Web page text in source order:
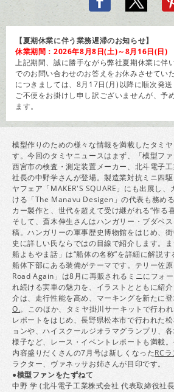
【夏期休業に伴う業務遅滞のお知らせ】
休業期間：2026年8月8日(土)～8月16日(日)
上記期間、誠に勝手ながら弊社夏期休業に伴
でのお問い合わせのお答えをお休みさせてい
につきましては、8月17日(月)以降に順次発送
ご不便をお掛けし申し訳ございませんが、予
ます。
模型作りのための様々な情報を満載したタミ
す。今回のタミヤニュースはまず、「模型フ
西宮市の検査・測定装置メーカー、北斗電子
社長の中野学さんが登場。製造業対抗ミニ四
ヤフェア「MAKER'S SQUARE」にも出展し
ける「The Manavu Desigen」の代表も務め
カー製作と、世代を超えて受け継がれる“作る
そして、斎木伸生さんはハンガリー・ブダペ
稿。ハンガリーの軍事歴史博物館をはじめ、
史に詳しい氏ならではの目線で紹介します。
船よもやま話」は“船体の名称”を詳細に解説
船体下部にある装備がテーマです。テリー佐
Road Again」は8月に再販されるミニにフォ
れ続ける実車の魅力を、イラストとともに紹
介は、走行性能を高め、マーキングを新たに
O.。このほか、タミヤ掛川サーキットで行わ
レポートをはじめ、長野県松本市で行われた
ョンや、ハイスクールジオラマグランプリ、
様子など、レース・イベントレポートも満載。
内容盛りだくさんの7月号は新しくなったRC
ラクター、ヴァネッサお姉さんが目印です。
●模型ファンをたずねて
中野 学 (北斗電子工業株式会社 代表取締役社